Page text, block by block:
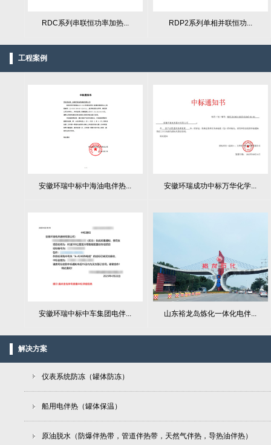
RDC系列串联恒功率加热... RDP2系列单相并联恒功...
工程案例
安徽环瑞中标中海油电伴热... 安徽环瑞成功中标万华化学...
安徽环瑞中标中车集团电伴... 山东裕龙岛炼化一体化电伴...
解决方案
仪表系统防冻（罐体防冻）
船用电伴热（罐体保温）
原油脱水（防爆伴热带，管道伴热带，天然气伴热，导热油伴热）